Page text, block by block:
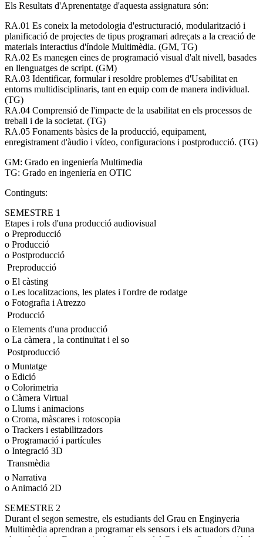
Els Resultats d'Aprenentatge d'aquesta assignatura són:
RA.01 Es coneix la metodologia d'estructuració, modularització i
planificació de projectes de tipus programari adreçats a la creació de
materials interactius d'índole Multimèdia. (GM, TG)
RA.02 Es manegen eines de programació visual d'alt nivell, basades
en llenguatges de script. (GM)
RA.03 Identificar, formular i resoldre problemes d'Usabilitat en
entorns multidisciplinaris, tant en equip com de manera individual.
(TG)
RA.04 Comprensió de l'impacte de la usabilitat en els processos de
treball i de la societat. (TG)
RA.05 Fonaments bàsics de la producció, equipament,
enregistrament d'àudio i vídeo, configuracions i postproducció. (TG)
GM: Grado en ingeniería Multimedia
TG: Grado en ingeniería en OTIC
Continguts:
SEMESTRE 1
Etapes i rols d'una producció audiovisual
o Preproducció
o Producció
o Postproducció
 Preproducció
o El càsting
o Les localitzacions, les plates i l'ordre de rodatge
o Fotografia i Atrezzo
 Producció
o Elements d'una producció
o La càmera , la continuïtat i el so
 Postproducció
o Muntatge
o Edició
o Colorimetria
o Càmera Virtual
o Llums i animacions
o Croma, màscares i rotoscopia
o Trackers i estabilitzadors
o Programació i partícules
o Integració 3D
 Transmèdia
o Narrativa
o Animació 2D
SEMESTRE 2
Durant el segon semestre, els estudiants del Grau en Enginyeria
Multimèdia aprendran a programar els sensors i els actuadors d?una